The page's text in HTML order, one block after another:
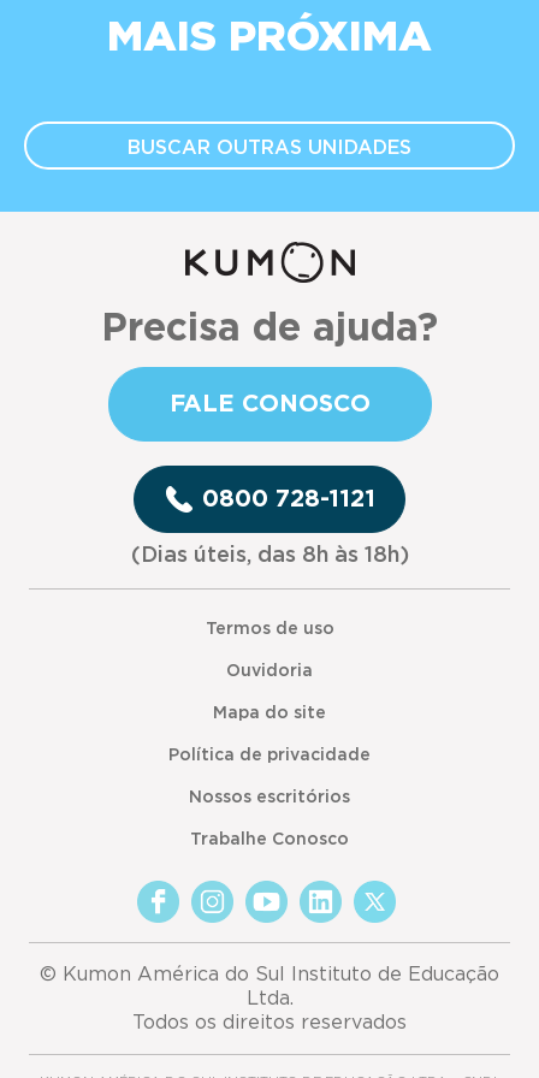
MAIS PRÓXIMA
BUSCAR OUTRAS UNIDADES
Precisa de ajuda?
FALE CONOSCO
0800 728-1121
(Dias úteis, das 8h às 18h)
Termos de uso
Ouvidoria
Mapa do site
Política de privacidade
Nossos escritórios
Trabalhe Conosco
© Kumon América do Sul Instituto de Educação
Ltda.
Todos os direitos reservados